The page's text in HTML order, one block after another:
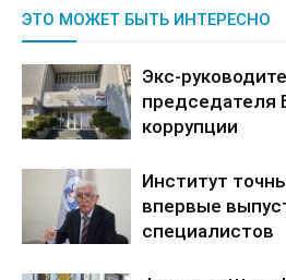
ЭТО МОЖЕТ БЫТЬ ИНТЕРЕСНО
Экс-
председателя
коррупции
Институт
впервые
специалистов